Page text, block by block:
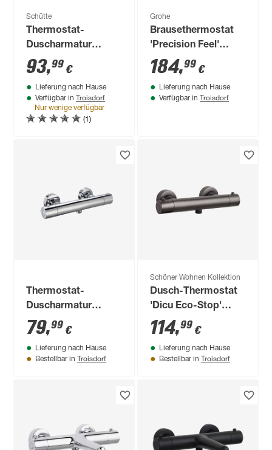
Schütte
Thermostat-
Duscharmatur
'London' schwarz
matt
93,99 €
Lieferung nach Hause
Verfügbar in Troisdorf
Nur wenige verfügbar
(1)
Grohe
Brausethermostat
'Precision Feel'
chromfarben
184,99 €
Lieferung nach Hause
Verfügbar in Troisdorf
Thermostat-
Duscharmatur
chromfarben 30 x 10
cm
79,99 €
Lieferung nach Hause
Bestellbar in Troisdorf
Schöner Wohnen Kollektion
Dusch-Thermostat
'Dicu Eco-Stop'
industrial 1/2''
114,99 €
Lieferung nach Hause
Bestellbar in Troisdorf